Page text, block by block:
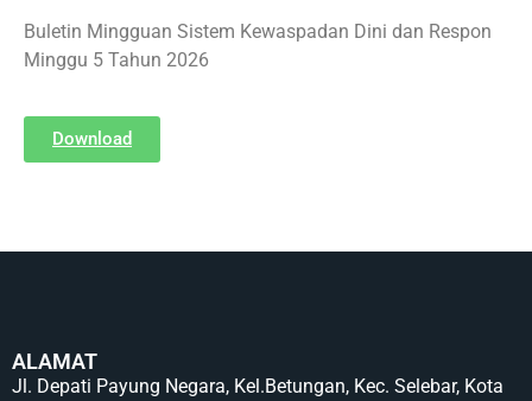
Buletin Mingguan Sistem Kewaspadan Dini dan Respon
Minggu 5 Tahun 2026
Download
ALAMAT
Jl. Depati Payung Negara, Kel.Betungan, Kec. Selebar, Kota